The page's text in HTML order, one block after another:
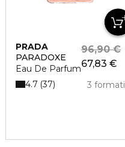
PRADA
PARADOXE
Eau De Parfum67,83 €
96,90 €
3 formati
4.7 37